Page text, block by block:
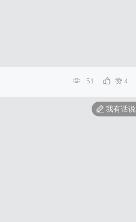
51 赞 4
我有话说